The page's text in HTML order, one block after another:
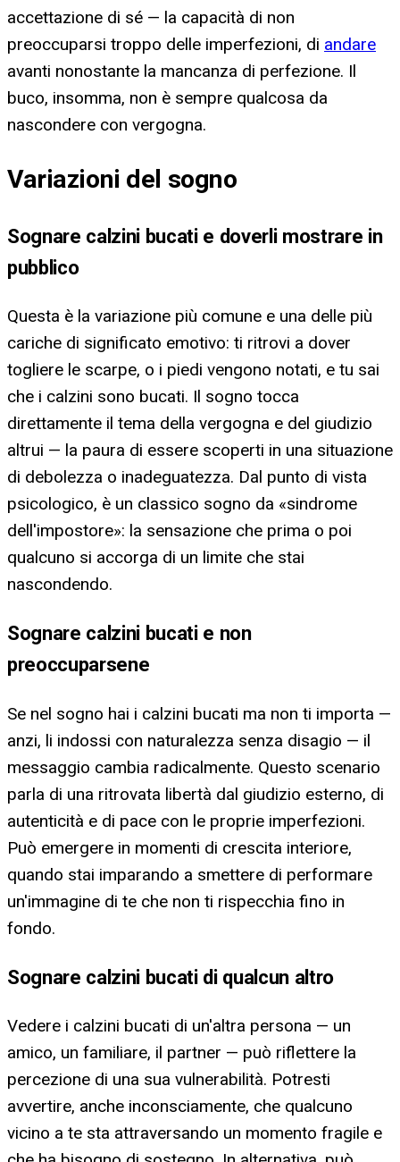
accettazione di sé — la capacità di non
preoccuparsi troppo delle imperfezioni, di andare
avanti nonostante la mancanza di perfezione. Il
buco, insomma, non è sempre qualcosa da
nascondere con vergogna.
Variazioni del sogno
Sognare calzini bucati e doverli mostrare in
pubblico
Questa è la variazione più comune e una delle più
cariche di significato emotivo: ti ritrovi a dover
togliere le scarpe, o i piedi vengono notati, e tu sai
che i calzini sono bucati. Il sogno tocca
direttamente il tema della vergogna e del giudizio
altrui — la paura di essere scoperti in una situazione
di debolezza o inadeguatezza. Dal punto di vista
psicologico, è un classico sogno da «sindrome
dell'impostore»: la sensazione che prima o poi
qualcuno si accorga di un limite che stai
nascondendo.
Sognare calzini bucati e non
preoccuparsene
Se nel sogno hai i calzini bucati ma non ti importa —
anzi, li indossi con naturalezza senza disagio — il
messaggio cambia radicalmente. Questo scenario
parla di una ritrovata libertà dal giudizio esterno, di
autenticità e di pace con le proprie imperfezioni.
Può emergere in momenti di crescita interiore,
quando stai imparando a smettere di performare
un'immagine di te che non ti rispecchia fino in
fondo.
Sognare calzini bucati di qualcun altro
Vedere i calzini bucati di un'altra persona — un
amico, un familiare, il partner — può riflettere la
percezione di una sua vulnerabilità. Potresti
avvertire, anche inconsciamente, che qualcuno
vicino a te sta attraversando un momento fragile e